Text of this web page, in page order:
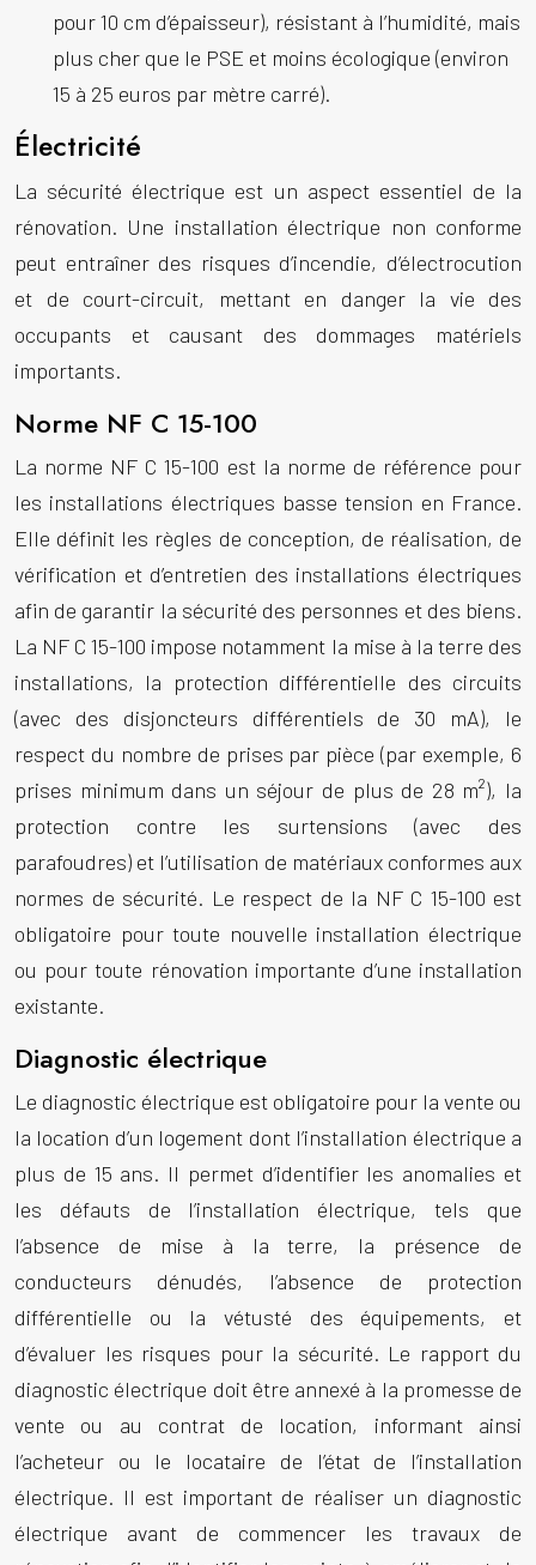
pour 10 cm d’épaisseur), résistant à l’humidité, mais
plus cher que le PSE et moins écologique (environ
15 à 25 euros par mètre carré).
Électricité
La sécurité électrique est un aspect essentiel de la
rénovation. Une installation électrique non conforme
peut entraîner des risques d’incendie, d’électrocution
et de court-circuit, mettant en danger la vie des
occupants et causant des dommages matériels
importants.
Norme NF C 15-100
La norme NF C 15-100 est la norme de référence pour
les installations électriques basse tension en France.
Elle définit les règles de conception, de réalisation, de
vérification et d’entretien des installations électriques
afin de garantir la sécurité des personnes et des biens.
La NF C 15-100 impose notamment la mise à la terre des
installations, la protection différentielle des circuits
(avec des disjoncteurs différentiels de 30 mA), le
respect du nombre de prises par pièce (par exemple, 6
prises minimum dans un séjour de plus de 28 m²), la
protection contre les surtensions (avec des
parafoudres) et l’utilisation de matériaux conformes aux
normes de sécurité. Le respect de la NF C 15-100 est
obligatoire pour toute nouvelle installation électrique
ou pour toute rénovation importante d’une installation
existante.
Diagnostic électrique
Le diagnostic électrique est obligatoire pour la vente ou
la location d’un logement dont l’installation électrique a
plus de 15 ans. Il permet d’identifier les anomalies et
les défauts de l’installation électrique, tels que
l’absence de mise à la terre, la présence de
conducteurs dénudés, l’absence de protection
différentielle ou la vétusté des équipements, et
d’évaluer les risques pour la sécurité. Le rapport du
diagnostic électrique doit être annexé à la promesse de
vente ou au contrat de location, informant ainsi
l’acheteur ou le locataire de l’état de l’installation
électrique. Il est important de réaliser un diagnostic
électrique avant de commencer les travaux de